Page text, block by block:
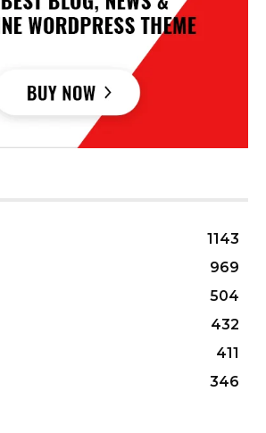
1143
969
504
432
411
346